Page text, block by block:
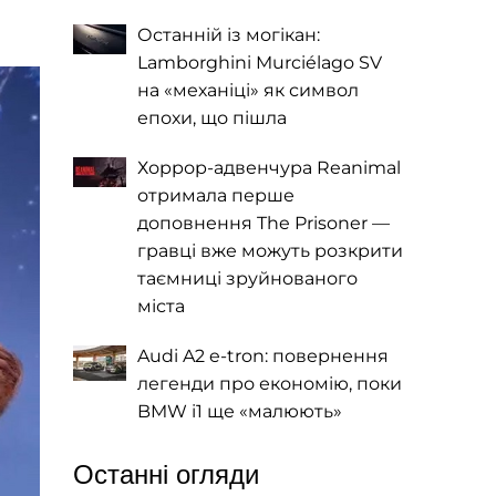
Останній із могікан:
Lamborghini Murciélago SV
на «механіці» як символ
епохи, що пішла
Хоррор-адвенчура Reanimal
отримала перше
доповнення The Prisoner —
гравці вже можуть розкрити
таємниці зруйнованого
міста
Audi A2 e-tron: повернення
легенди про економію, поки
BMW i1 ще «малюють»
Останні огляди